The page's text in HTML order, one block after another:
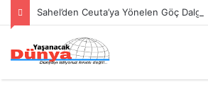
Sahel’den Ceuta’ya Yönelen Göç Dalgası